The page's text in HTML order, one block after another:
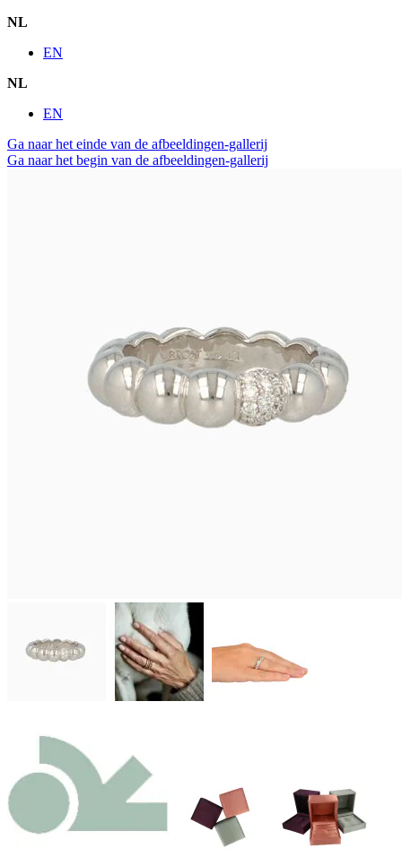
NL
EN
NL
EN
Ga naar het einde van de afbeeldingen-gallerij
Ga naar het begin van de afbeeldingen-gallerij